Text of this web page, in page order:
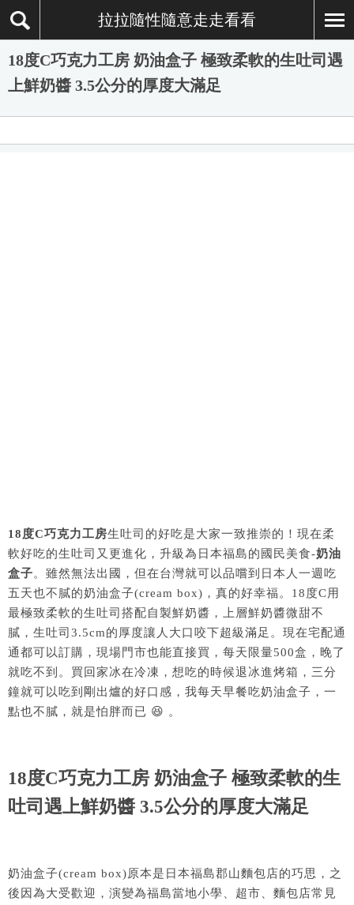
拉拉隨性隨意走走看看
18度C巧克力工房 奶油盒子 極致柔軟的生吐司遇
上鮮奶醬 3.5公分的厚度大滿足
18度C巧克力工房生吐司的好吃是大家一致推崇的！現在柔
軟好吃的生吐司又更進化，升級為日本福島的國民美食-奶油
盒子。雖然無法出國，但在台灣就可以品嚐到日本人一週吃
五天也不膩的奶油盒子(cream box)，真的好幸福。18度C用
最極致柔軟的生吐司搭配自製鮮奶醬，上層鮮奶醬微甜不
膩，生吐司3.5cm的厚度讓人大口咬下超級滿足。現在宅配通
通都可以訂購，現場門市也能直接買，每天限量500盒，晚了
就吃不到。買回家冰在冷凍，想吃的時候退冰進烤箱，三分
鐘就可以吃到剛出爐的好口感，我每天早餐吃奶油盒子，一
點也不膩，就是怕胖而已 😆 。
18度C巧克力工房 奶油盒子 極致柔軟的生
吐司遇上鮮奶醬 3.5公分的厚度大滿足
奶油盒子(cream box)原本是日本福島郡山麵包店的巧思，之
後因為大受歡迎，演變為福島當地小學、超市、麵包店常見